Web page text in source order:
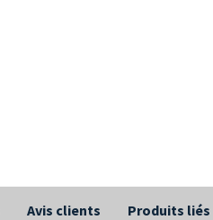
Avis clients Produits liés